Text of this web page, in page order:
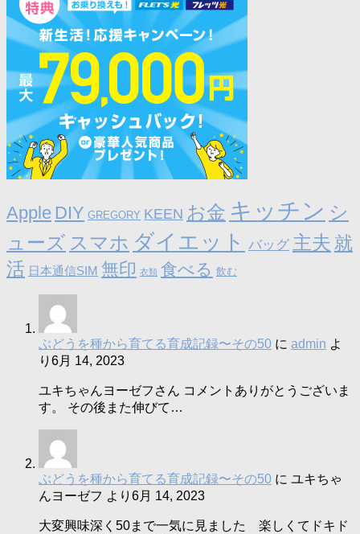
Apple DIY GREGORY KEEN お金 キッチン シ
ューズ スマホ ダイエット バッグ 主夫 就
活 日本通信SIM 無印 衣類 食べる 飲む
ぶどうを種から育てる育成記録〜その50 に admin よ
り 6月 14, 2023
ユキちゃんヨーゼフさん コメントありがとうございま
す。 その後また伸びて…
ぶどうを種から育てる育成記録〜その50 に ユキちゃ
んヨーゼフ より 6月 14, 2023
大変興味深く50まで一気に見ました 楽しくてドキド